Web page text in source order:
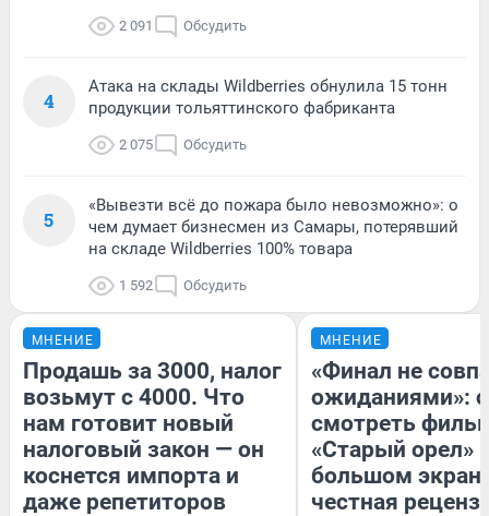
2 091 Обсудить
4
Атака на склады Wildberries обнулила 15 тонн
продукции тольяттинского фабриканта
2 075 Обсудить
5
«Вывезти всё до пожара было невозможно»: о
чем думает бизнесмен из Самары, потерявший
на складе Wildberries 100% товара
1 592 Обсудить
МНЕНИЕ
Продашь за 3000, налог
возьмут с 4000. Что
нам готовит новый
налоговый закон — он
коснется импорта и
даже репетиторов
МНЕНИЕ
«Финал не
ожиданиями»:
смотреть
«Старый орел»
большом
честная